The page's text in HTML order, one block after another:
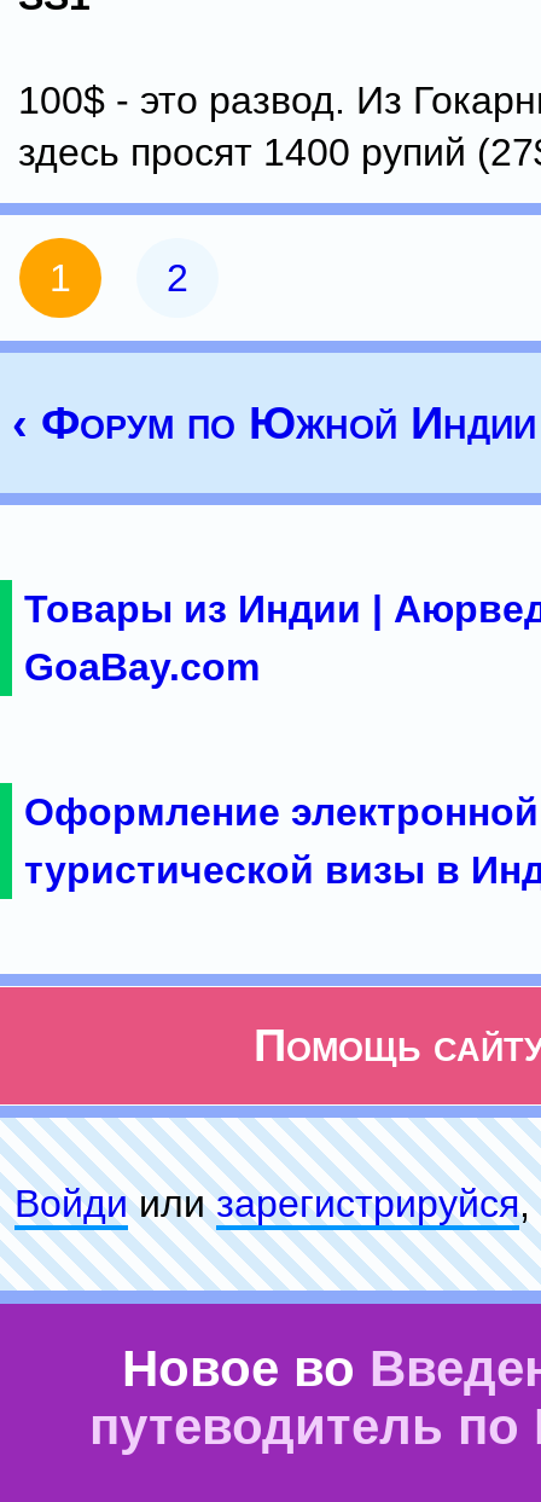
100$ - это развод. Из
здесь просят 1400 рупий
1 2
‹ Форум по Южной
Товары из Индии |
GoaBay.com
Оформление электронной
туристической визы в
Помощь
Войдиилизарeгиcтpируйся,
Новое во
путеводитель